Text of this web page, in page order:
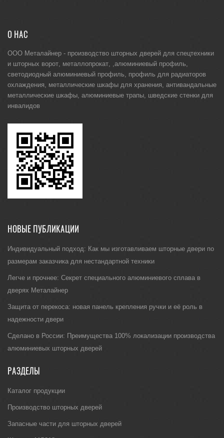
О НАС
ООО Металайнер - производство шторных дверей для спецтехники
и шторных ворот металлопрокат алюминиевый профиль
светодиодный алюминиевый профиль
профиль для радиаторов
охлаждения
металлические шкафы для хранения антивандальные
металлические шкафы алюминиевые трапы шведские стенки для
инвалидов
НОВЫЕ ПУБЛИКАЦИИ
Индивидуальный подход: Как мы изготавливаем шторные двери по
размерам заказчика для нестандартной техники
Легче и прочнее: Секрет специального алюминиевого сплава в
дверях Металайнер
Защита от перекоса: новая панель крепления ручки и её роль в
надежности двери
Сделано в России: Преимущества 100% локализации производства
алюминиевых шторных дверей
РАЗДЕЛЫ
Каталог продукции
Производство шторных дверей
Запасные части для шторных дверей